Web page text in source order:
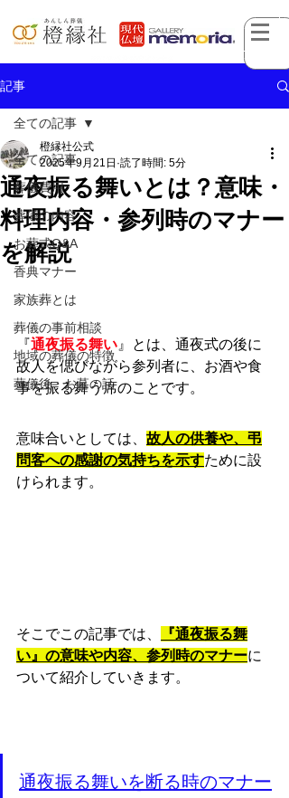
記事
全ての記事
葬儀費用
葬儀の内容
お葬式Q&A
香典マナー
家族葬とは
葬儀の事前相談
地域の葬儀の特徴
葬儀後・お墓の話
全ての記事
通夜振る舞いとは？意味・
料理内容・参列時のマナー
を解説
橙縁社公式
2025年9月21日 読了時間: 5分
『通夜振る舞い 』とは、通夜式の後に
故人を偲びながら参列者に、お酒や食
事を振る舞う席のことです。
意味合いとしては、 故人の供養や、弔
問客への感謝の気持ちを示すために設
けられます。
そこでこの記事では、
『通夜振る舞
い』の意味や内容、参列時のマナーに
ついて紹介していきます。
通夜振る舞いを断る時のマナー